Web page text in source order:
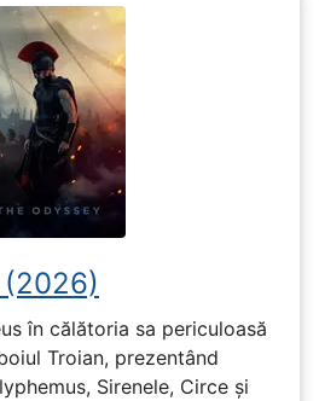
în călătoria sa periculoasă
Troian, prezentând
Sirenele, Circe și